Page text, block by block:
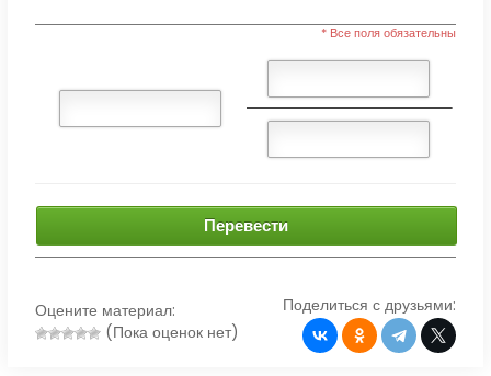
* Все поля обязательны
Перевести
Оцените материал:
(Пока оценок нет)
Поделиться с друзьями: